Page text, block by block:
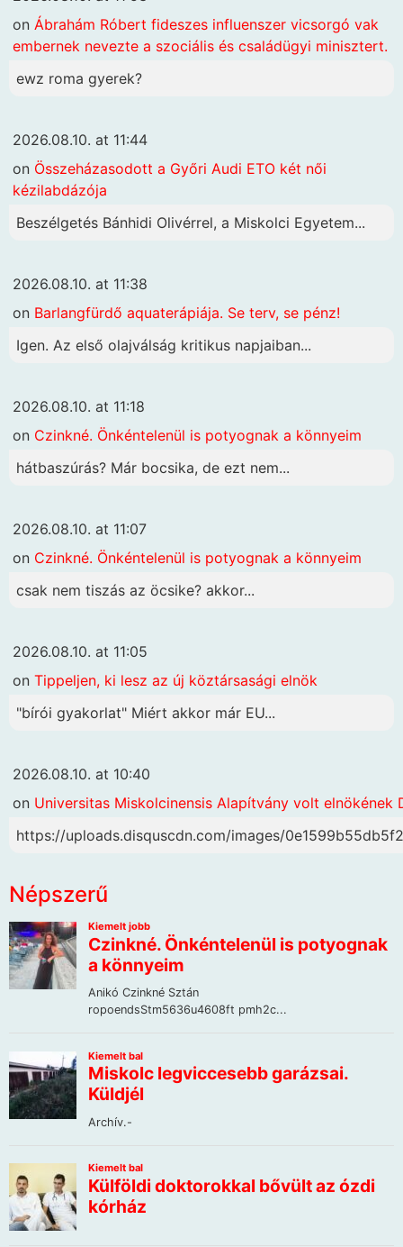
on Ábrahám Róbert fideszes influenszer vicsorgó vak
embernek nevezte a szociális és családügyi minisztert.
ewz roma gyerek?
2026.08.10. at 11:44
on Összeházasodott a Győri Audi ETO két női
kézilabdázója
Beszélgetés Bánhidi Olivérrel, a Miskolci Egyetem...
2026.08.10. at 11:38
on Barlangfürdő aquaterápiája. Se terv, se pénz!
Igen. Az első olajválság kritikus napjaiban...
2026.08.10. at 11:18
on Czinkné. Önkéntelenül is potyognak a könnyeim
hátbaszúrás? Már bocsika, de ezt nem...
2026.08.10. at 11:07
on Czinkné. Önkéntelenül is potyognak a könnyeim
csak nem tiszás az öcsike? akkor...
2026.08.10. at 11:05
on Tippeljen, ki lesz az új köztársasági elnök
"bírói gyakorlat" Miért akkor már EU...
2026.08.10. at 10:40
on Universitas Miskolcinensis Alapítvány volt
https://uploads.disquscdn.com/images/
Népszerű